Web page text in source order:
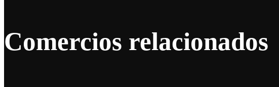
Comercios relacionados